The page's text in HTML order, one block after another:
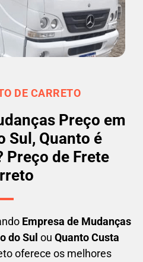
DE CARRETO
Preço em
Sul, Quanto é
Preço de Frete
Empresa de Mudanças
do Sul ou Quanto Custa
oferece os melhores